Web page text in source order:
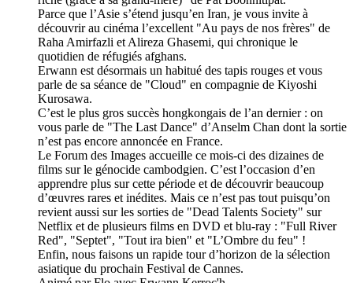
Parce que l’Asie s’étend jusqu’en Iran, je vous invite à
découvrir au cinéma l’excellent "Au pays de nos frères" de
Raha Amirfazli et Alireza Ghasemi, qui chronique le
quotidien de réfugiés afghans.
Erwann est désormais un habitué des tapis rouges et vous
parle de sa séance de "Cloud" en compagnie de Kiyoshi
Kurosawa.
C’est le plus gros succès hongkongais de l’an dernier : on
vous parle de "The Last Dance" d’Anselm Chan dont la sortie
n’est pas encore annoncée en France.
Le Forum des Images accueille ce mois-ci des dizaines de
films sur le génocide cambodgien. C’est l’occasion d’en
apprendre plus sur cette période et de découvrir beaucoup
d’œuvres rares et inédites. Mais ce n’est pas tout puisqu’on
revient aussi sur les sorties de "Dead Talents Society" sur
Netflix et de plusieurs films en DVD et blu-ray : "Full River
Red", "Septet", "Tout ira bien" et "L’Ombre du feu" !
Enfin, nous faisons un rapide tour d’horizon de la sélection
asiatique du prochain Festival de Cannes.